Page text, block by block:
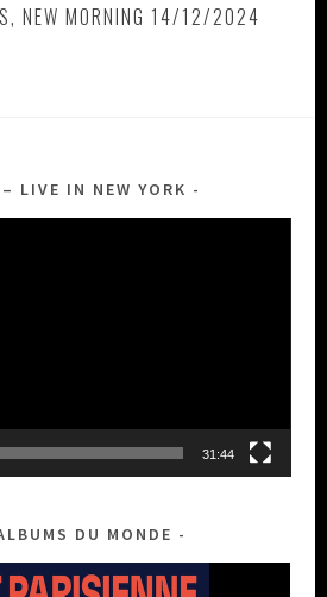
NEW MORNING 14/12/2024
LIVE IN NEW YORK
31:44
DU MONDE